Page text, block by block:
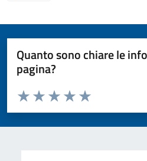
Quanto sono chiare le
pagina?
Valuta da 1 a 5 stelle la pagina
Valuta 5 stelle
Valuta 4 stelle su 5
Valuta 3 stelle su 5
Valuta 2 stelle su 5
Valuta 1 stelle su 5